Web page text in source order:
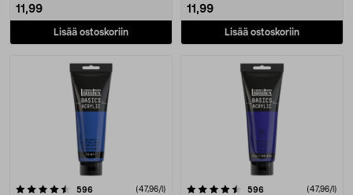
11,99
Lisää ostoskoriin
11,99
Lisää ostoskoriin
596 (47,96/l)
4.5 viidestä tähdestä 596 (47,96/l)